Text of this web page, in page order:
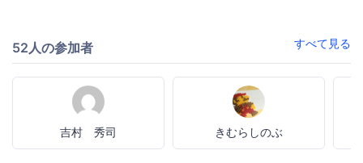
52人の参加者 すべて見る
吉村 秀司 きむらしのぶ